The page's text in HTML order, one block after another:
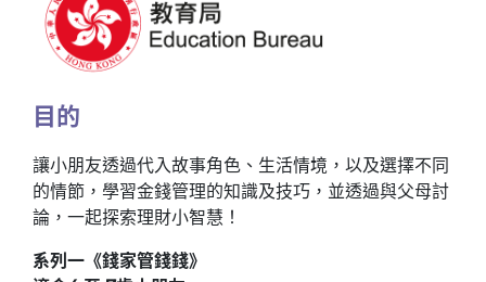
目的
讓小朋友透過代入故事角色、生活情境，以及選擇不同
的情節，學習金錢管理的知識及技巧，並透過與父母討
論，一起探索理財小智慧！
系列一《錢家管錢錢》